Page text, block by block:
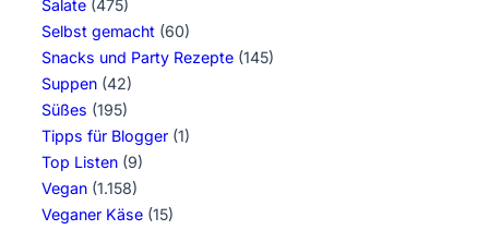
Salate (475)
Selbst gemacht (60)
Snacks und Party Rezepte (145)
Suppen (42)
Süßes (195)
Tipps für Blogger (1)
Top Listen (9)
Vegan (1.158)
Veganer Käse (15)